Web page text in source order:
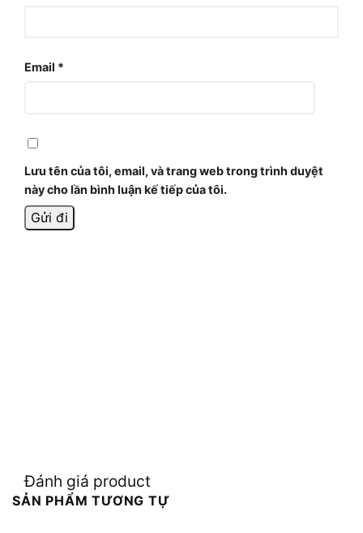
Email *
Lưu tên của tôi, email, và trang web trong trình duyệt
này cho lần bình luận kế tiếp của tôi.
Đánh giá product
SẢN PHẨM TƯƠNG TỰ